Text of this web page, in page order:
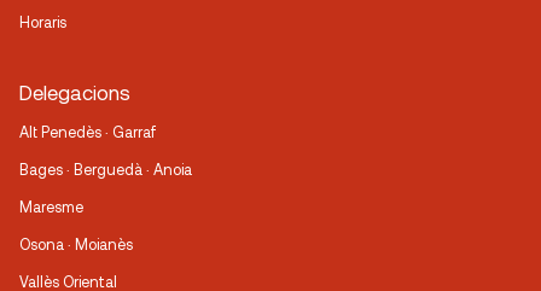
Horaris
Delegacions
Alt Penedès · Garraf
Bages · Berguedà · Anoia
Maresme
Osona · Moianès
Vallès Oriental